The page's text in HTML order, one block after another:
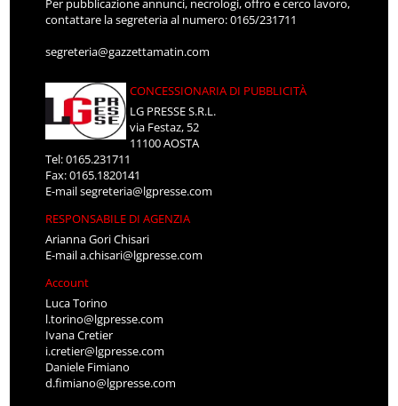
contattare la segreteria al numero: 0165/231711
segreteria@gazzettamatin.com
CONCESSIONARIA DI PUBBLICITÀ
LG PRESSE S.R.L.
via Festaz, 52
11100 AOSTA
Tel: 0165.231711
Fax: 0165.1820141
E-mailsegreteria@lgpresse.com
RESPONSABILE DI AGENZIA
Arianna Gori Chisari
E-maila.chisari@lgpresse.com
Account
Luca Torino
l.torino@lgpresse.com
Ivana Cretier
i.cretier@lgpresse.com
Daniele Fimiano
d.fimiano@lgpresse.com